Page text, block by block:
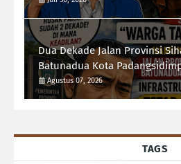
Dua Dekade Jalan Provinsi
Batunadua Kota
Rahmad Taufik Dalimunthe
Sumut "Turun Tangan"
Agustus 07, 2026
TAGS